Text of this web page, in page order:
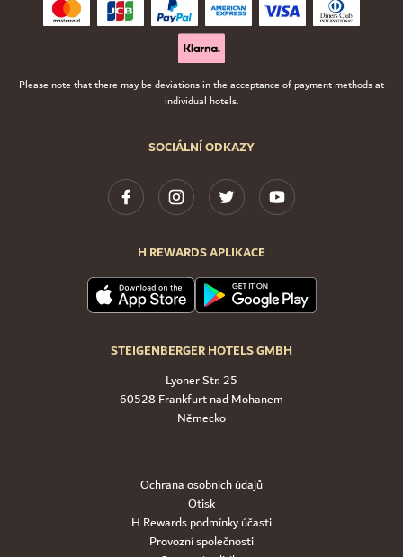
SOCIÁLNÍ ODKAZY
H REWARDS APLIKACE
STEIGENBERGER HOTELS GMBH
Lyoner Str. 25
60528 Frankfurt nad Mohanem
Německo
Please note that there may be deviations in the acceptance of payment methods at
individual hotels.
Ochrana osobních údajů
Otisk
H Rewards podmínky účasti
Provozní společnosti